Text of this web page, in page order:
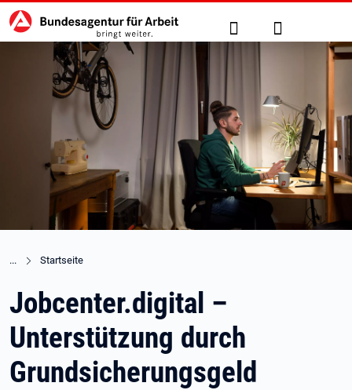
zu den Hauptinhalten springen
Hauptnavigation Suche Anmelden
Startseite
Jobcenter.digital –
Unterstützung durch
Grundsicherungsgeld